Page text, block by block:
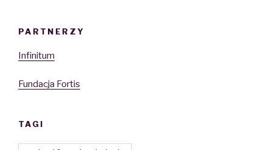
PARTNERZY
Infinitum
Fundacja Fortis
TAGI